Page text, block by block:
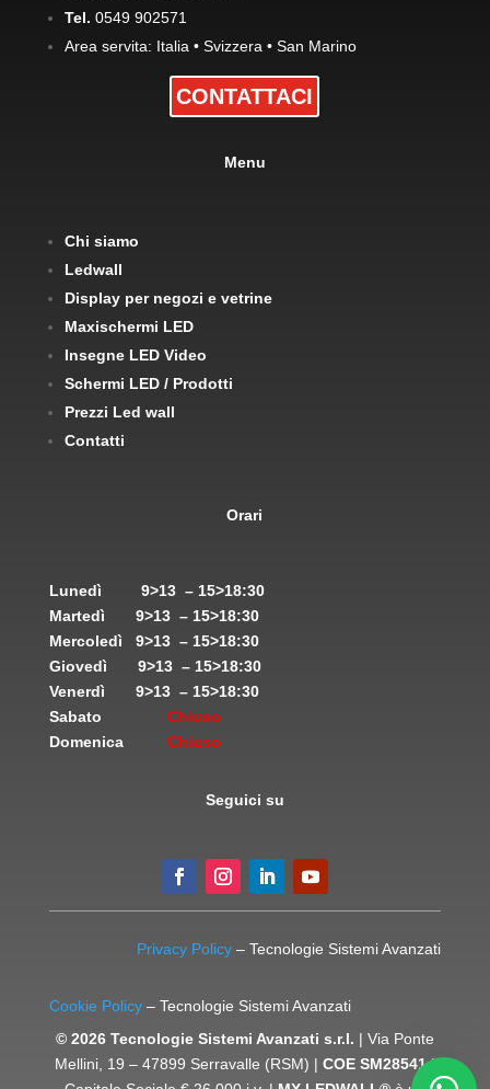
Tel. 0549 902571
Area servita: Italia • Svizzera • San Marino
CONTATTACI
Menu
Chi siamo
Ledwall
Display per negozi e vetrine
Maxischermi LED
Insegne LED Video
Schermi LED / Prodotti
Prezzi Led wall
Contatti
Orari
Lunedì 9>13 – 15>18:30
Martedì 9>13 – 15>18:30
Mercoledì 9>13 – 15>18:30
Giovedì 9>13 – 15>18:30
Venerdì 9>13 – 15>18:30
Sabato
Chiuso
Domenica
Chiuso
Seguici su
Privacy Policy – Tecnologie Sistemi Avanzati
Cookie Policy– Tecnologie Sistemi Avanzati
© 2026 Tecnologie Sistemi Avanzati s.r.l. | Via Ponte
Mellini, 19 – 47899 Serravalle (RSM) | COE SM28541|